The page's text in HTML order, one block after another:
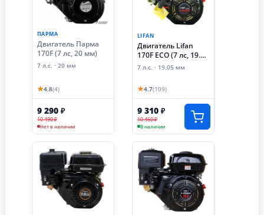
ПАРМА
Двигатель Парма
170F (7 лс, 20 мм)
7 л.с. · 20 мм
★4.8(4)
9 290 ₽
10 490 ₽
Нет в наличии
LIFAN
Двигатель Lifan
170F ECO (7 лс, 19.05
мм)
7 л.с. · 19.05 мм
★4.7(109)
9 310 ₽
10 460 ₽
В наличии